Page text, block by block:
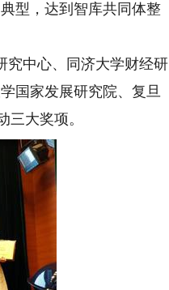
型，达到智库共同体整
中心、同济大学财经研
国家发展研究院、复旦
三大奖项。